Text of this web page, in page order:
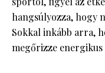
hangsúlyozza, hogy
Sokkal inkább arra,
megőrizze